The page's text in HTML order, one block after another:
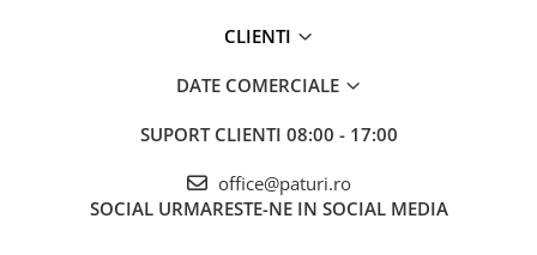
CLIENTI
DATE COMERCIALE
SUPORT CLIENTI 08:00 - 17:00
office@paturi.ro
SOCIAL URMARESTE-NE IN SOCIAL MEDIA